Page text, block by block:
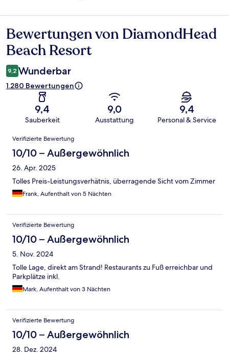
Bewertungen
Bewertungen von DiamondHead
Beach Resort
9,2 Wunderbar
1.280 Bewertungen
9,4
Sauberkeit
9,0
Ausstattung
9,4
Personal & Service
Bewertungen
Verifizierte Bewertung
10/10 – Außergewöhnlich
26. Apr. 2025
Tolles Preis-Leistungsverhätnis, überragende Sicht vom Zimmer
Frank, Aufenthalt von 5 Nächten
Verifizierte Bewertung
10/10 – Außergewöhnlich
5. Nov. 2024
Tolle Lage, direkt am Strand! Restaurants zu Fuß erreichbar und
Parkplätze inkl.
Mark, Aufenthalt von 3 Nächten
Verifizierte Bewertung
10/10 – Außergewöhnlich
28. Dez. 2024